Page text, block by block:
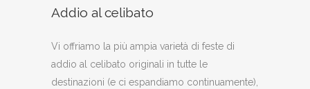
Addio al celibato
Vi offriamo la più ampia varietà di feste di
addio al celibato originali in tutte le
destinazioni (e ci espandiamo continuamente),